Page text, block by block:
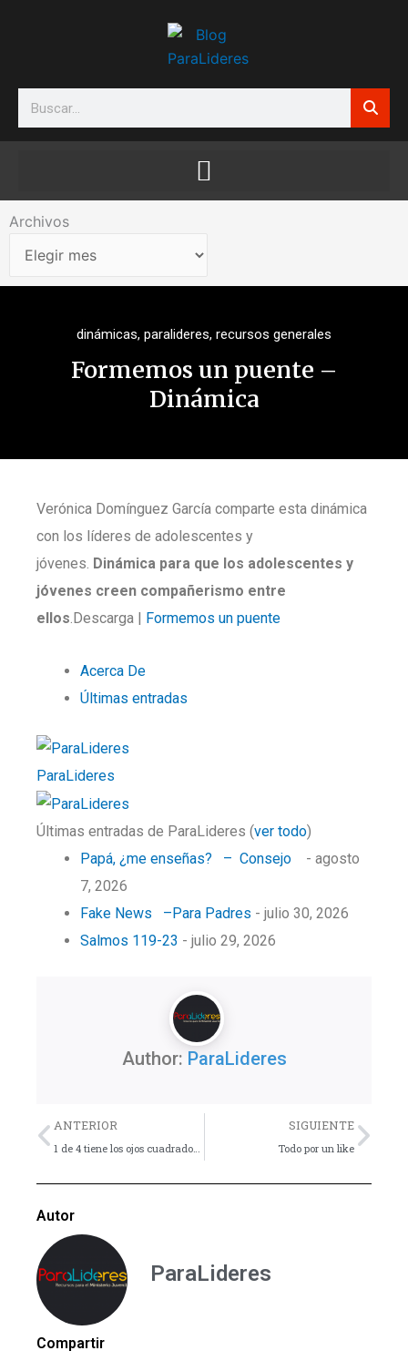
Search
Archivos
Archivos
dinámicas, paralideres, recursos generales
Formemos un puente –
Dinámica
Verónica Domínguez García comparte esta dinámica
con los líderes de adolescentes y
jóvenes. Dinámica para que los adolescentes y
jóvenes creen compañerismo entre
ellos.Descarga | Formemos un puente
Acerca De
Últimas entradas
ParaLideres
Últimas entradas de ParaLideres (ver todo)
Papá, ¿me enseñas? – Consejo
- agosto
7, 2026
Fake News –Para Padres - julio 30, 2026
Salmos 119-23 - julio 29, 2026
Author: ParaLideres
Previo
ANTERIOR SIGUIENTE
Todo por un like
Autor
ParaLideres
Compartir